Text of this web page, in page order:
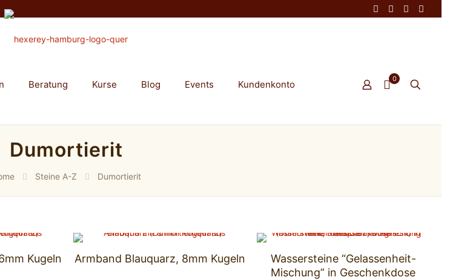
Beratung Kurse Blog Events Kundenkonto 0
Dumortierit
Steine A-Z Dumortierit
Kugeln Armband Blauquarz, 8mm Kugeln
Wassersteine “Gelassenheit-
Mischung” in Geschenkdose